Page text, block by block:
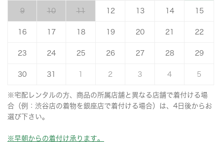
9 10 11 12 13 14 15
16 17 18 19 20 21 22
23 24 25 26 27 28 29
30 31 2 3 4 5
※宅配レンタルの方、商品の所属店舗と異なる店舗で着付ける場
合（例：渋谷店の着物を銀座店で着付ける場合）は、4日後からお
選び下さい。
※早朝からの着付け承ります。